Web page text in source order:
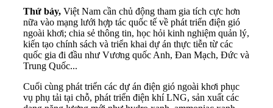
Thứ bảy, Việt Nam cần chủ động tham gia tích cực hơn
nữa vào mạng lưới hợp tác quốc tế về phát triển điện gió
ngoài khơi; chia sẻ thông tin, học hỏi kinh nghiệm quản lý,
kiến tạo chính sách và triển khai dự án thực tiễn từ các
quốc gia đi đầu như Vương quốc Anh, Đan Mạch, Đức và
Trung Quốc...
Cuối cùng phát triển các dự án điện gió ngoài khơi phục
vụ phụ tải tại chỗ, phát triển điện khí LNG, sản xuất các